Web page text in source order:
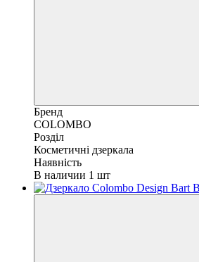
Бренд
COLOMBO
Розділ
Косметичні дзеркала
Наявність
В наличии 1 шт